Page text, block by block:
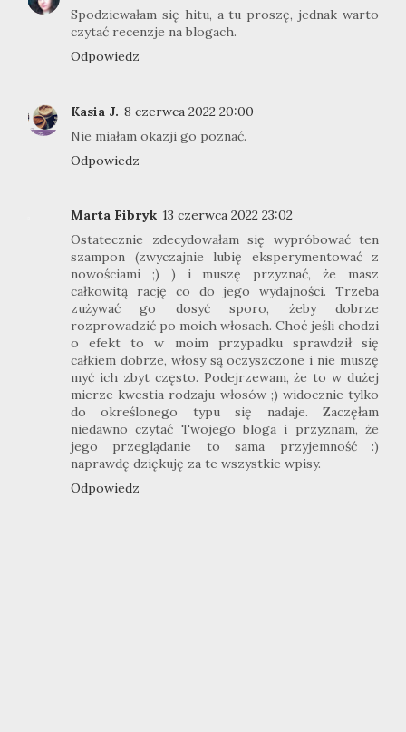
Spodziewałam się hitu, a tu proszę, jednak warto
czytać recenzje na blogach.
Odpowiedz
Kasia J. 8 czerwca 2022 20:00
Nie miałam okazji go poznać.
Odpowiedz
Marta Fibryk 13 czerwca 2022 23:02
Ostatecznie zdecydowałam się wypróbować ten
szampon (zwyczajnie lubię eksperymentować z
nowościami ;) ) i muszę przyznać, że masz
całkowitą rację co do jego wydajności. Trzeba
zużywać go dosyć sporo, żeby dobrze
rozprowadzić po moich włosach. Choć jeśli chodzi
o efekt to w moim przypadku sprawdził się
całkiem dobrze, włosy są oczyszczone i nie muszę
myć ich zbyt często. Podejrzewam, że to w dużej
mierze kwestia rodzaju włosów ;) widocznie tylko
do określonego typu się nadaje. Zaczęłam
niedawno czytać Twojego bloga i przyznam, że
jego przeglądanie to sama przyjemność :)
naprawdę dziękuję za te wszystkie wpisy.
Odpowiedz